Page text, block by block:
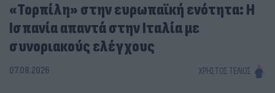
«Τορπίλη» στην ευρωπαϊκή ενότητα: Η
Ισπανία απαντά στην Ιταλία με
συνοριακούς ελέγχους
07.08.2026 ΧΡΉΣΤΟΣ ΤΈΛΙΟΣ